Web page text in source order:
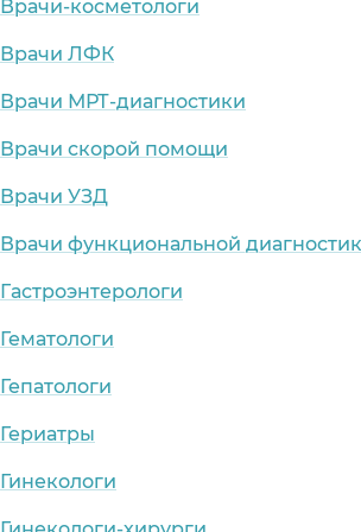
Врачи-косметологи
Врачи ЛФК
Врачи МРТ-диагностики
Врачи скорой помощи
Врачи УЗД
Врачи функциональной
Гастроэнтерологи
Гематологи
Гепатологи
Гериатры
Гинекологи